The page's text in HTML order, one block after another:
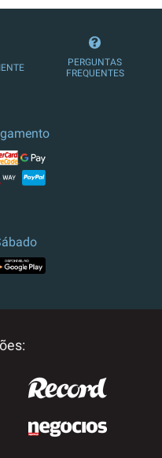
e
PERGUNTAS
FREQUENTES